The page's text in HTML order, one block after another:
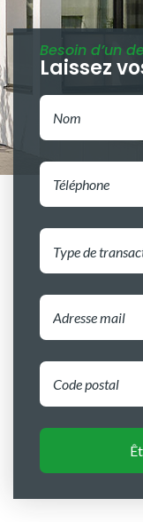
Besoin d’un
Laissez
Type de